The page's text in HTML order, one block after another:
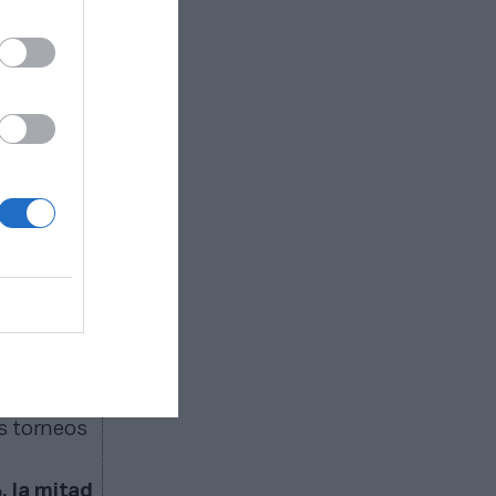
y más
en
fans
a
torneos
la mitad